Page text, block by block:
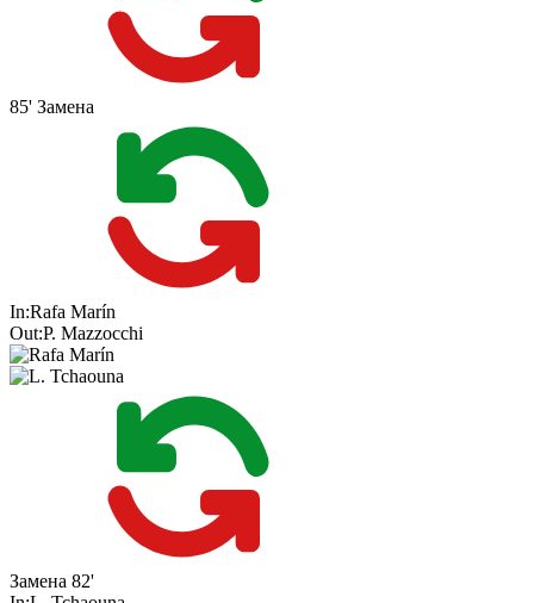
85' Замена
In:Rafa Marín
Out:P. Mazzocchi
Замена 82'